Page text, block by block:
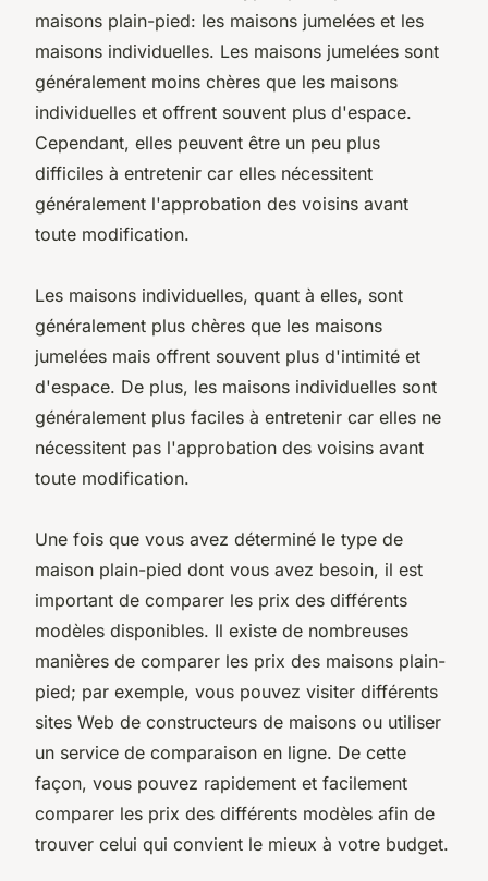
maisons plain-pied: les maisons jumelées et les
maisons individuelles. Les maisons jumelées sont
généralement moins chères que les maisons
individuelles et offrent souvent plus d'espace.
Cependant, elles peuvent être un peu plus
difficiles à entretenir car elles nécessitent
généralement l'approbation des voisins avant
toute modification.
Les maisons individuelles, quant à elles, sont
généralement plus chères que les maisons
jumelées mais offrent souvent plus d'intimité et
d'espace. De plus, les maisons individuelles sont
généralement plus faciles à entretenir car elles ne
nécessitent pas l'approbation des voisins avant
toute modification.
Une fois que vous avez déterminé le type de
maison plain-pied dont vous avez besoin, il est
important de comparer les prix des différents
modèles disponibles. Il existe de nombreuses
manières de comparer les prix des maisons plain-
pied; par exemple, vous pouvez visiter différents
sites Web de constructeurs de maisons ou utiliser
un service de comparaison en ligne. De cette
façon, vous pouvez rapidement et facilement
comparer les prix des différents modèles afin de
trouver celui qui convient le mieux à votre budget.